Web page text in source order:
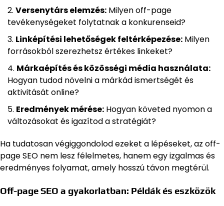
Versenytárs elemzés: Milyen off-page
tevékenységeket folytatnak a konkurenseid?
Linképítési lehetőségek feltérképezése: Milyen
forrásokból szerezhetsz értékes linkeket?
Márkaépítés és közösségi média használata:
Hogyan tudod növelni a márkád ismertségét és
aktivitását online?
Eredmények mérése: Hogyan követed nyomon a
változásokat és igazítod a stratégiát?
Ha tudatosan végiggondolod ezeket a lépéseket, az off-
page SEO nem lesz félelmetes, hanem egy izgalmas és
eredményes folyamat, amely hosszú távon megtérül.
Off-page SEO a gyakorlatban: Példák és eszközök